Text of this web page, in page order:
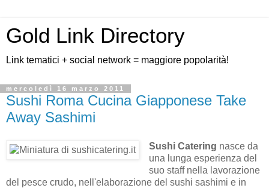
Gold Link Directory
Link tematici + social network = maggiore popolarità!
mercoledì 16 marzo 2011
Sushi Roma Cucina Giapponese Take
Away Sashimi
Sushi Catering nasce da
una lunga esperienza del
suo staff nella lavorazione
del pesce crudo, nell'elaborazione del sushi sashimi e in